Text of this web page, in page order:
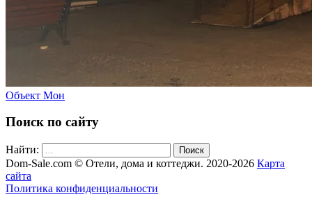
Объект Мон
Поиск по сайту
Найти: Поиск
Dom-Sale.com © Отели, дома и коттеджи. 2020-2026 Карта
сайта
Политика конфиденциальности